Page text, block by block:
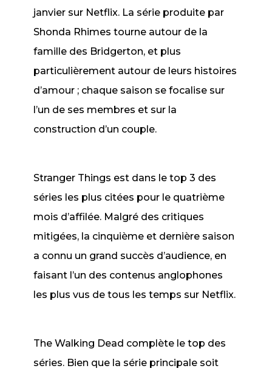
janvier sur Netflix. La série produite par
Shonda Rhimes tourne autour de la
famille des Bridgerton, et plus
particulièrement autour de leurs histoires
d’amour ; chaque saison se focalise sur
l’un de ses membres et sur la
construction d’un couple.
Stranger Things est dans le top 3 des
séries les plus citées pour le quatrième
mois d’affilée. Malgré des critiques
mitigées, la cinquième et dernière saison
a connu un grand succès d’audience, en
faisant l’un des contenus anglophones
les plus vus de tous les temps sur Netflix.
The Walking Dead complète le top des
séries. Bien que la série principale soit